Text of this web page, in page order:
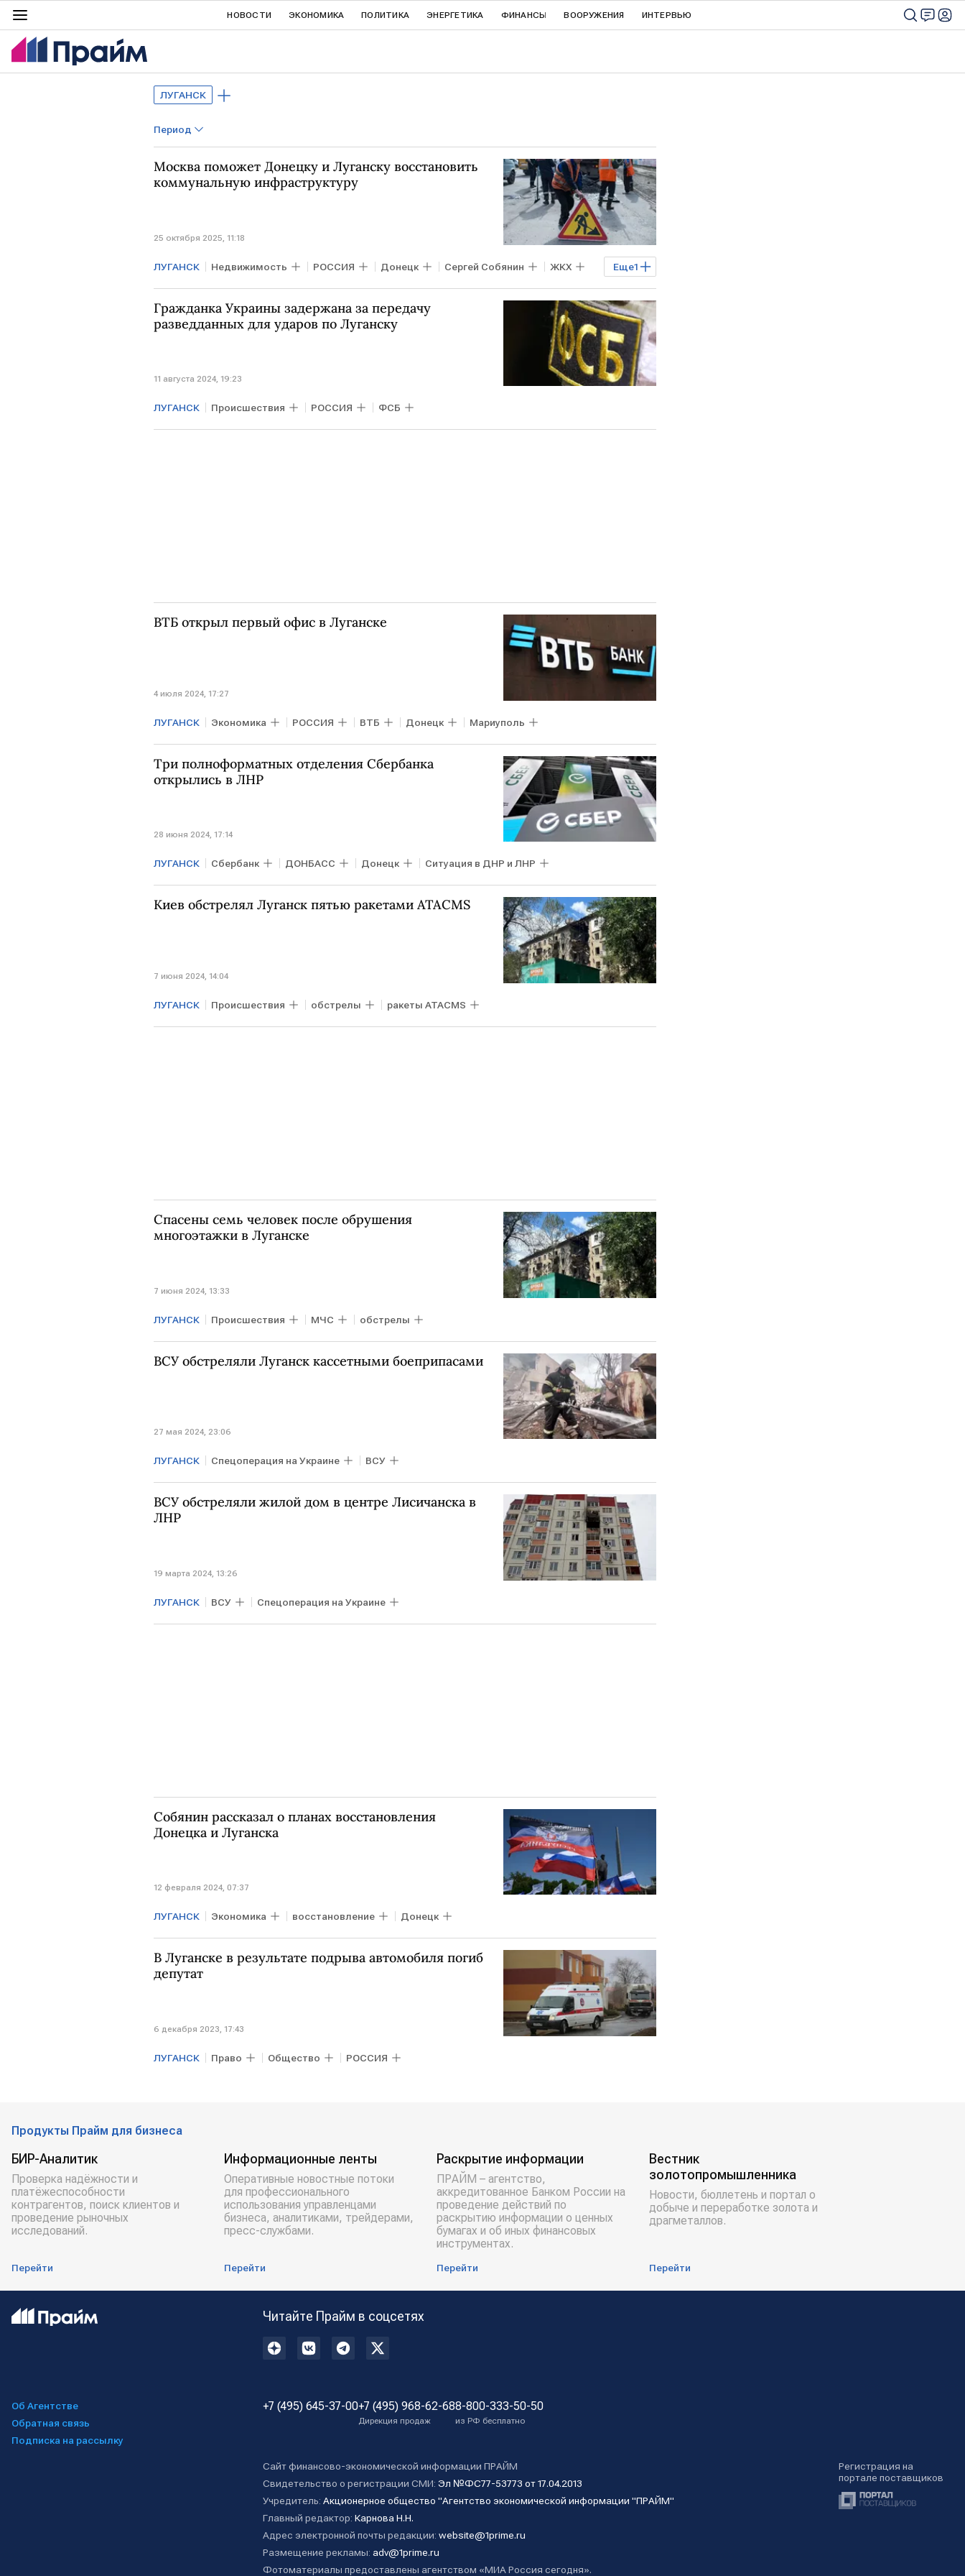
НОВОСТИ ЭКОНОМИКА ПОЛИТИКА ЭНЕРГЕТИКА ФИНАНСЫ ВООРУЖЕНИЯ ИНТЕРВЬЮ
ЛУГАНСК
Период
Москва поможет Донецку и Луганску восстановить
коммунальную инфраструктуру
25 октября 2025, 11:18
Еще1
ЛУГАНСК Недвижимость РОССИЯ Донецк Сергей Собянин ЖКХ
МОСКВА
Гражданка Украины задержана за передачу
разведданных для ударов по Луганску
11 августа 2024, 19:23
ЛУГАНСК Происшествия РОССИЯ ФСБ
ВТБ открыл первый офис в Луганске
4 июля 2024, 17:27
ЛУГАНСК Экономика РОССИЯ ВТБ Донецк Мариуполь
Три полноформатных отделения Сбербанка
открылись в ЛНР
28 июня 2024, 17:14
ЛУГАНСК Сбербанк ДОНБАСС Донецк Ситуация в ДНР и ЛНР
Киев обстрелял Луганск пятью ракетами ATACMS
7 июня 2024, 14:04
ЛУГАНСК Происшествия обстрелы ракеты ATACMS
Спасены семь человек после обрушения
многоэтажки в Луганске
7 июня 2024, 13:33
ЛУГАНСК Происшествия МЧС обстрелы
ВСУ обстреляли Луганск кассетными боеприпасами
27 мая 2024, 23:06
ЛУГАНСК Спецоперация на Украине ВСУ
ВСУ обстреляли жилой дом в центре Лисичанска в
ЛНР
19 марта 2024, 13:26
ЛУГАНСК ВСУ Спецоперация на Украине
Собянин рассказал о планах восстановления
Донецка и Луганска
12 февраля 2024, 07:37
ЛУГАНСК Экономика восстановление Донецк
В Луганске в результате подрыва автомобиля погиб
депутат
6 декабря 2023, 17:43
ЛУГАНСК Право Общество РОССИЯ
Продукты Прайм для бизнеса
БИР-Аналитик
Проверка надёжности и
платёжеспособности
контрагентов, поиск клиентов и
проведение рыночных
исследований.
Перейти
Информационные ленты
Оперативные новостные потоки
для профессионального
использования управленцами
бизнеса, аналитиками, трейдерами,
пресс-службами.
Перейти
Раскрытие информации
ПРАЙМ – агентство,
аккредитованное Банком России на
проведение действий по
раскрытию информации о ценных
бумагах и об иных финансовых
инструментах.
Перейти
Вестник
золотопромышленника
Новости, бюллетень и портал о
добыче и переработке золота и
драгметаллов.
Перейти
Читайте Прайм в соцсетях
Об Агентстве
Обратная связь
Подписка на рассылку
+7 (495) 645-37-00+7 (495) 968-62-68
Дирекция продаж
8-800-333-50-50
из РФ бесплатно
Сайт финансово-экономической информации ПРАЙМ
Свидетельство о регистрации СМИ: Эл №ФС77-53773 от 17.04.2013
Учредитель: Акционерное общество "Агентство экономической информации "ПРАЙМ"
Главный редактор: Карнова Н.Н.
Адрес электронной почты редакции: website@1prime.ru
Размещение рекламы: adv@1prime.ru
Фотоматериалы предоставлены агентством «МИА Россия сегодня».
Регистрация на
портале поставщиков